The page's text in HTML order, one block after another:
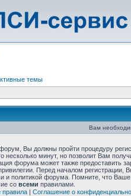
темы
Вам
Вы должны пройти процедуру
несколько минут, но позволит Вам
форума может также предоставить
Перед началом регистрации,
и политикой форума. Помните, что Ваше
со всеми правилами.
| Соглашение о